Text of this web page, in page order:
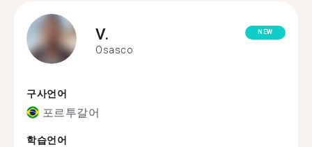
V.
Osasco
NEW
구사언어
포르투갈어
학습언어